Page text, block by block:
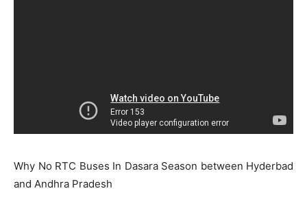
Why No RTC Buses In Dasara Season between Hyderbad
and Andhra Pradesh